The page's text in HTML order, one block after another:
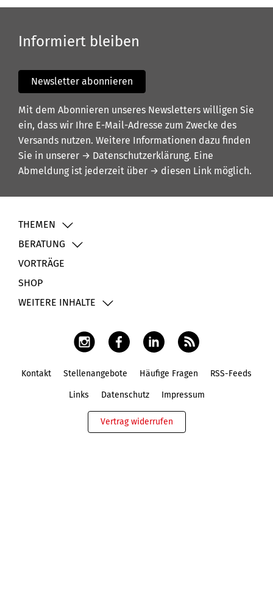
Informiert bleiben
Newsletter abonnieren
Mit dem Abonnieren unseres Newsletters willigen Sie
ein, dass wir Ihre E-Mail-Adresse zum Zwecke des
Versands nutzen. Weitere Informationen dazu finden
Sie in unserer → Datenschutzerklärung. Eine
Abmeldung ist jederzeit über → diesen Link möglich.
THEMEN
BERATUNG
VORTRÄGE
SHOP
WEITERE INHALTE
Kontakt Stellenangebote Häufige Fragen RSS-Feeds
Links Datenschutz Impressum
Vertrag widerrufen